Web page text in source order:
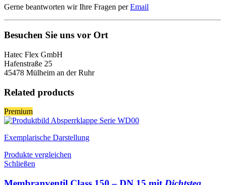
Gerne beantworten wir Ihre Fragen perEmail
Besuchen Sie uns vor Ort
Hatec Flex GmbH
Hafenstraße 25
45478 Mülheim an der Ruhr
Related products
Premium
Exemplarische Darstellung
Produkte vergleichen
Schließen